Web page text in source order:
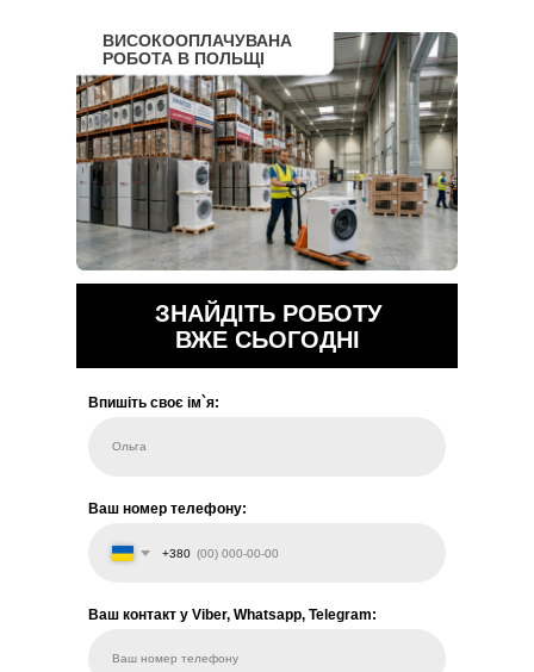
ВИСОКООПЛАЧУВАНА
РОБОТА В ПОЛЬЩІ
Впишіть своє ім`я:
Ольга
Ваш номер телефону:
+380
Ваш контакт у Viber, Whatsapp, Telegram:
Ваш номер телефону
ЗНАЙДІТЬ РОБОТУ
ВЖЕ СЬОГОДНІ